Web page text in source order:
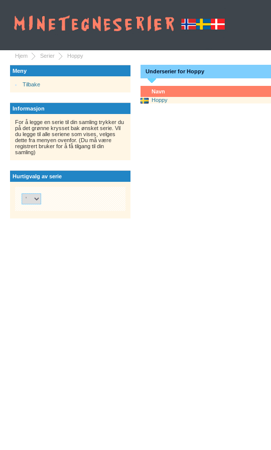
Hjem Serier Hoppy
Meny
Tilbake
Informasjon
For å legge en serie til din samling trykker du
på det grønne krysset bak ønsket serie. Vil
du legge til alle seriene som vises, velges
dette fra menyen ovenfor. (Du må være
registrert bruker for å få tilgang til din
samling)
Hurtigvalg av serie
Underserier for Hoppy
Navn
Hoppy